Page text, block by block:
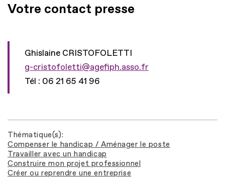
Votre contact presse
Ghislaine CRISTOFOLETTI
g-cristofoletti@agefiph.asso.fr
Tél : 06 21 65 41 96
Thématique(s)
Compenser le handicap / Aménager le poste
Travailler avec un handicap
Construire mon projet professionnel
Créer ou reprendre une entreprise